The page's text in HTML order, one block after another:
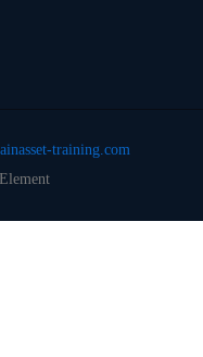
training.com